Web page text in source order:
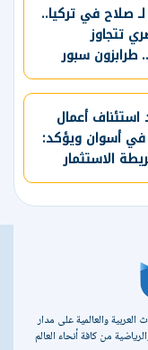
صلاح في تركيا..
تتجاوز
طرابزون سبور
الدوري التركي
استئناف أعمال
في أسوان ويؤكد:
الاستثمار
والعالمية على مدار
من كافة أنحاء العالم